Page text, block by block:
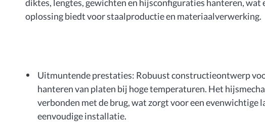
diktes, lengtes, gewichten en hijsconfiguraties hanteren, wat
oplossing biedt voor staalproductie en materiaalverwerking.
Uitmuntende prestaties: Robuust constructieontwerp
hanteren van platen bij hoge temperaturen. Het
verbonden met de brug, wat zorgt voor een evenwichtige
eenvoudige installatie.